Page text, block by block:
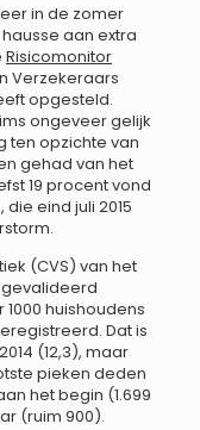
in de zomer
aan extra
Risicomonitor
Verzekeraars
opgesteld.
ongeveer gelijk
ten opzichte van
gehad van het
19 procent vond
eind juli 2015
(CVS) van het
1000 huishoudens
Dat is
(12,3), maar
pieken deden
het begin (1.699
(ruim 900).